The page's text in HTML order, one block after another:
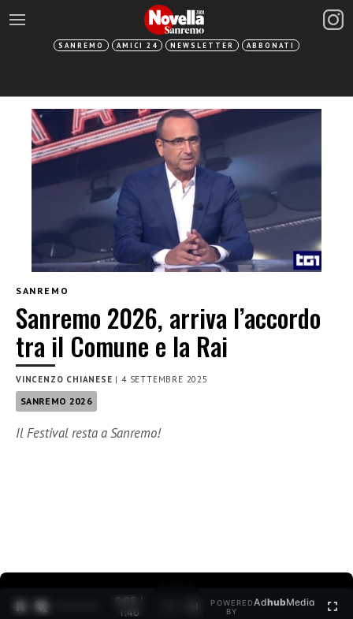
SANREMO AMICI 24 NEWSLETTER ABBONATI
SANREMO
Sanremo 2026, arriva l’accordo
tra il Comune e la Rai
VINCENZO CHIANESE |4 SETTEMBRE 2025
SANREMO 2026
Il Festival resta a Sanremo!
0:06 /
1:40
POWERED
BY
AdhubMedia